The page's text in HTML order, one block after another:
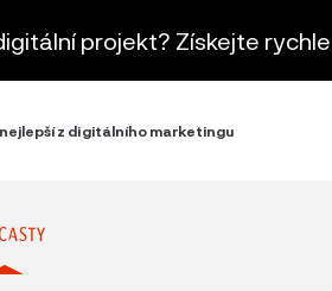
projekt? Získejte
z digitálního marketingu